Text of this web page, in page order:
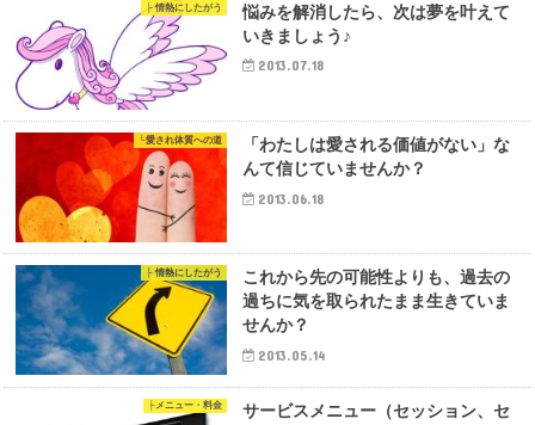
├ 情熱にしたがう
悩みを解消したら、次は夢を叶えて
いきましょう♪
2013.07.18
└愛され体質への道
「わたしは愛される価値がない」な
んて信じていませんか？
2013.06.18
├ 情熱にしたがう
これから先の可能性よりも、過去の
過ちに気を取られたまま生きていま
せんか？
2013.05.14
├メニュー・料金
サービスメニュー（セッション、セ